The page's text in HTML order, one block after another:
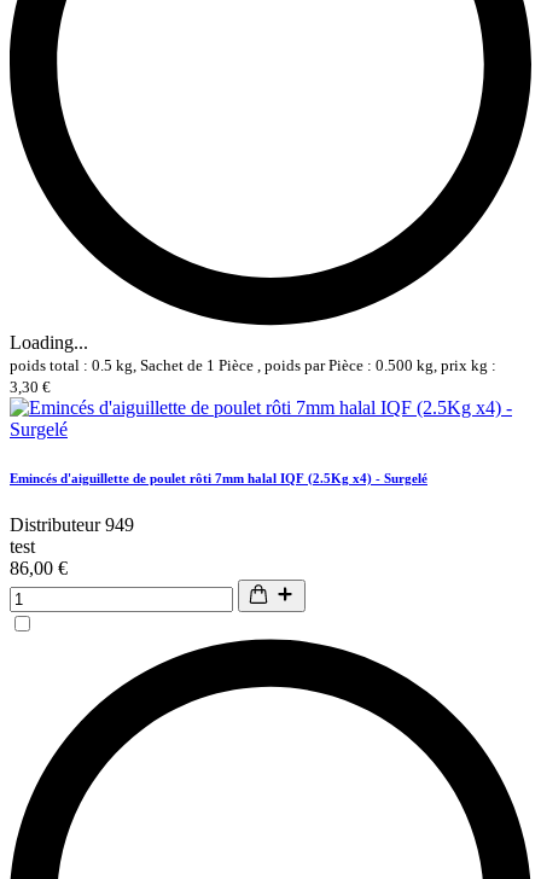
Loading...
poids total : 0.5 kg, Sachet de 1 Pièce , poids par Pièce : 0.500 kg, prix kg :
3,30 €
Emincés d'aiguillette de poulet rôti 7mm halal IQF (2.5Kg x4) - Surgelé
Distributeur 949
test
86,00 €